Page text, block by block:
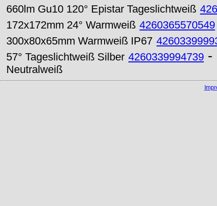
660lm Gu10 120° Epistar Tageslichtweiß
172x172mm 24° Warmweiß 4260365570549
300x80x65mm Warmweiß IP67
57° Tageslichtweiß Silber 4260339994739 -
Neutralweiß